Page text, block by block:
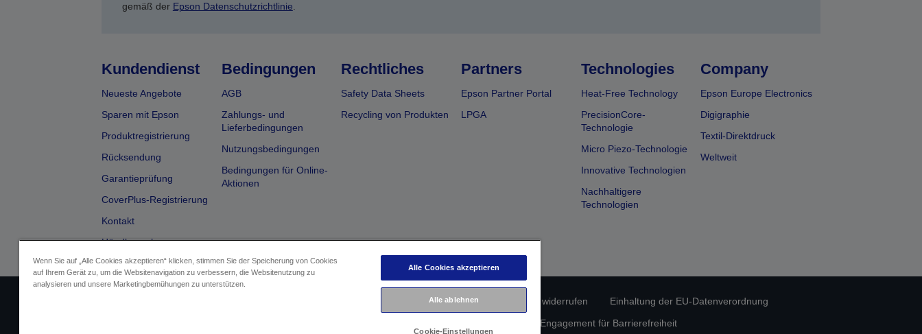
gemäß der Epson Datenschutzrichtlinie
Kundendienst
Neueste Angebote
Sparen mit Epson
Produktregistrierung
Rücksendung
Garantieprüfung
CoverPlus-Registrierung
Kontakt
Händlersuche
Bedingungen
AGB
Zahlungs- und
Lieferbedingungen
Nutzungsbedingungen
Bedingungen für Online-
Aktionen
Rechtliches
Safety Data Sheets
Recycling von Produkten
Partners
Epson Partner Portal
LPGA
Technologies
Heat-Free Technology
PrecisionCore-
Technologie
Micro Piezo-Technologie
Innovative Technologien
Nachhaltigere
Technologien
Company
Epson Europe Electronics
Digigraphie
Textil-Direktdruck
Weltweit
Datenschutzrichtlinie Vertrag widerrufen
Einhaltung der EU-Datenverordnung
Epson Engagement für Barrierefreiheit
Wenn Sie auf „Alle Cookies akzeptieren“ klicken, stimmen Sie der Speicherung von Cookies
auf Ihrem Gerät zu, um die Websitenavigation zu verbessern, die Websitenutzung zu
analysieren und unsere Marketingbemühungen zu unterstützen.
Alle Cookies akzeptieren
Alle ablehnen
Cookie-Einstellungen